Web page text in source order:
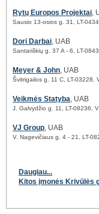
Rytų Europos Projektai,
Sausio 13-osios g. 31, LT-
Dori Darbai, UAB
Santariškių g. 37 A - 6, LT-
Meyer & John, UAB
Švitrigailos g. 11 C, LT-03228,
Veikmės Statyba, UAB
J. Galvydžio g. 11, LT-08236,
VJ Group, UAB
V. Nagevičiaus g. 4 - 21, LT-
Daugiau...
Kitos įmonės Krivūlės